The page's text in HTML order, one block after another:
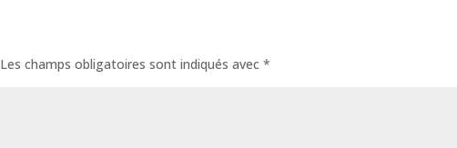
Les champs obligatoires sont indiqués avec*